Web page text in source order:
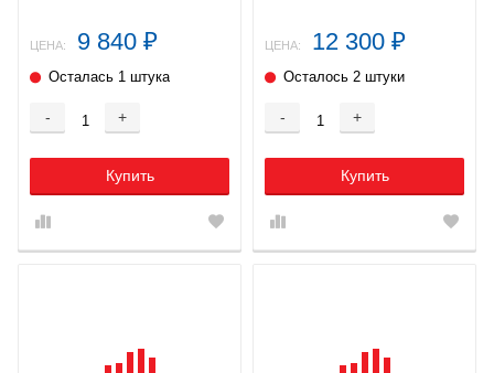
ЦЕНА: 9 840 ₽
Осталась 1 штука
- +
Купить
ЦЕНА: 12 300 ₽
Осталось 2 штуки
- +
Купить